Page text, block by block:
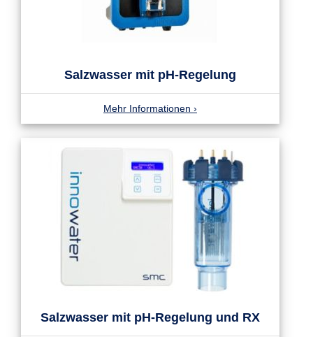
Salzwasser mit pH-Regelung
Mehr Informationen ›
Salzwasser mit pH-Regelung und RX